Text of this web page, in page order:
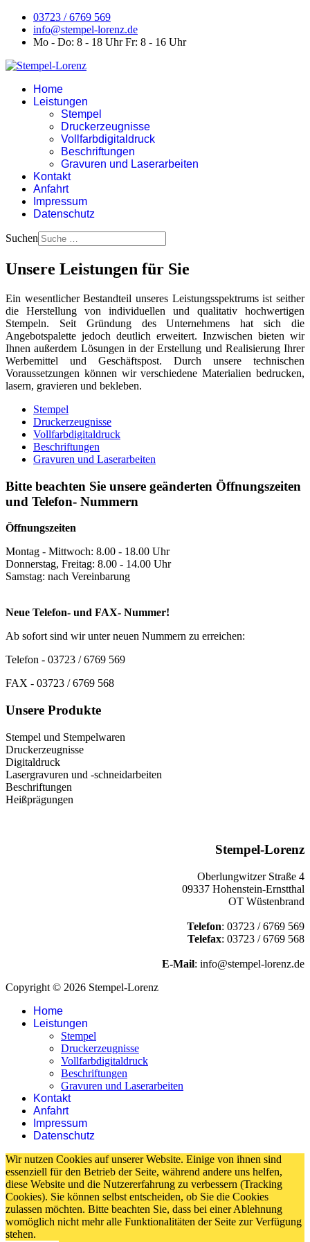
03723 / 6769 569
info@stempel-lorenz.de
Mo - Do: 8 - 18 Uhr Fr: 8 - 16 Uhr
Home
Leistungen
Stempel
Druckerzeugnisse
Vollfarbdigitaldruck
Beschriftungen
Gravuren und Laserarbeiten
Kontakt
Anfahrt
Impressum
Datenschutz
Suchen
Unsere Leistungen für Sie
Ein wesentlicher Bestandteil unseres Leistungsspektrums ist seither
die Herstellung von individuellen und qualitativ hochwertigen
Stempeln. Seit Gründung des Unternehmens hat sich die
Angebotspalette jedoch deutlich erweitert. Inzwischen bieten wir
Ihnen außerdem Lösungen in der Erstellung und Realisierung Ihrer
Werbemittel und Geschäftspost. Durch unsere technischen
Voraussetzungen können wir verschiedene Materialien bedrucken,
lasern, gravieren und bekleben.
Stempel
Druckerzeugnisse
Vollfarbdigitaldruck
Beschriftungen
Gravuren und Laserarbeiten
Bitte beachten Sie unsere geänderten Öffnungszeiten
und Telefon- Nummern
Öffnungszeiten
Montag - Mittwoch: 8.00 - 18.00 Uhr
Donnerstag, Freitag: 8.00 - 14.00 Uhr
Samstag: nach Vereinbarung
Neue Telefon- und FAX- Nummer!
Ab sofort sind wir unter neuen Nummern zu erreichen:
Telefon - 03723 / 6769 569
FAX - 03723 / 6769 568
Unsere Produkte
Stempel und Stempelwaren
Druckerzeugnisse
Digitaldruck
Lasergravuren und -schneidarbeiten
Beschriftungen
Heißprägungen
Stempel-Lorenz
Oberlungwitzer Straße 4
09337 Hohenstein-Ernstthal
OT Wüstenbrand
Telefon: 03723 / 6769 569
Telefax: 03723 / 6769 568
E-Mail: info@stempel-lorenz.de
Copyright © 2026 Stempel-Lorenz
Home
Leistungen
Stempel
Druckerzeugnisse
Vollfarbdigitaldruck
Beschriftungen
Gravuren und Laserarbeiten
Kontakt
Anfahrt
Impressum
Datenschutz
Wir nutzen Cookies auf unserer Website. Einige von ihnen sind
essenziell für den Betrieb der Seite, während andere uns helfen,
diese Website und die Nutzererfahrung zu verbessern (Tracking
Cookies). Sie können selbst entscheiden, ob Sie die Cookies
zulassen möchten. Bitte beachten Sie, dass bei einer Ablehnung
womöglich nicht mehr alle Funktionalitäten der Seite zur Verfügung
stehen.